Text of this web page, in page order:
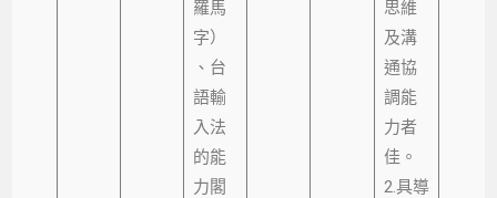
羅馬
字）
、台
語輸
入法
的能
力閣
思維
及溝
通協
調能
力者
佳。
2.具導